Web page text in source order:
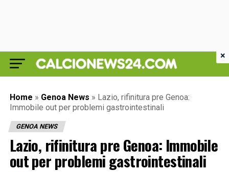
Home » Genoa News » Lazio, rifinitura pre Genoa:
Immobile out per problemi gastrointestinali
GENOA NEWS
Lazio, rifinitura pre Genoa: Immobile
out per problemi gastrointestinali
×